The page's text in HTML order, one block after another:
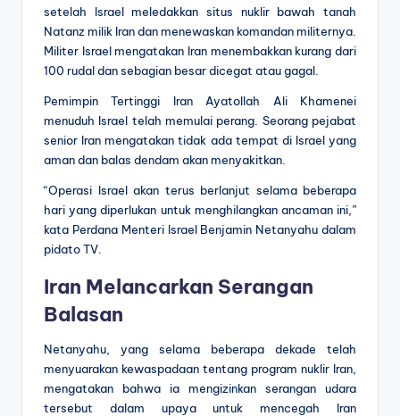
setelah Israel meledakkan situs nuklir bawah tanah
Natanz milik Iran dan menewaskan komandan militernya.
Militer Israel mengatakan Iran menembakkan kurang dari
100 rudal dan sebagian besar dicegat atau gagal.
Pemimpin Tertinggi Iran Ayatollah Ali Khamenei
menuduh Israel telah memulai perang. Seorang pejabat
senior Iran mengatakan tidak ada tempat di Israel yang
aman dan balas dendam akan menyakitkan.
“Operasi Israel akan terus berlanjut selama beberapa
hari yang diperlukan untuk menghilangkan ancaman ini,”
kata Perdana Menteri Israel Benjamin Netanyahu dalam
pidato TV.
Iran Melancarkan Serangan
Balasan
Netanyahu, yang selama beberapa dekade telah
menyuarakan kewaspadaan tentang program nuklir Iran,
mengatakan bahwa ia mengizinkan serangan udara
tersebut dalam upaya untuk mencegah Iran